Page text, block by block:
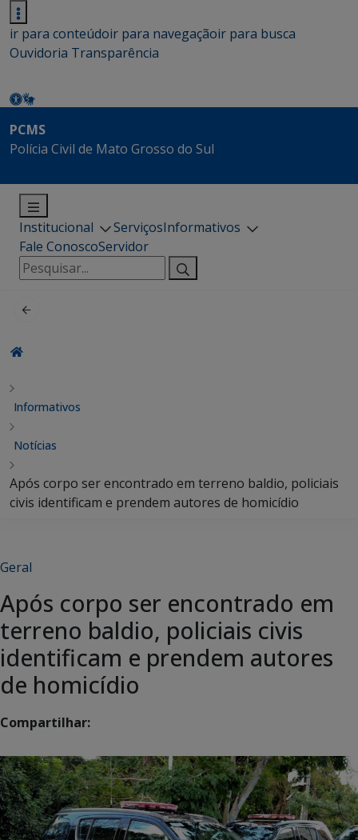
ir para conteúdoir para navegaçãoir para busca
Ouvidoria Transparência
PCMS
Polícia Civil de Mato Grosso do Sul
Institucional ServiçosInformativos
Fale ConoscoServidor
Pesquisar
por:
Informativos
Notícias
Após corpo ser encontrado em terreno baldio, policiais
civis identificam e prendem autores de homicídio
Geral
Após corpo ser encontrado em
terreno baldio, policiais civis
identificam e prendem autores
de homicídio
Compartilhar: